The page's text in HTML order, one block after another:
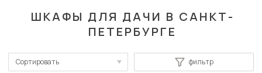
ШКАФЫ ДЛЯ ДАЧИ В САНКТ-
ПЕТЕРБУРГЕ
Сортировать
фильтр